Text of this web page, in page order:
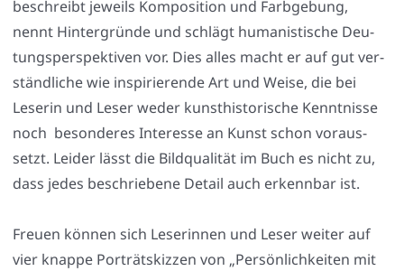
beschreibt jeweils Kom­po­si­ti­on und Farb­ge­bung,
nennt Hin­ter­grün­de und schlägt huma­nis­ti­sche Deu­
tungs­per­spek­ti­ven vor. Dies alles macht er auf gut ver­
ständ­li­che wie inspi­rie­ren­de Art und Wei­se, die bei
Lese­rin und Leser weder kunst­his­to­ri­sche Kennt­nis­se
noch beson­de­res Inter­es­se an Kunst schon vor­aus­
setzt. Lei­der lässt die Bild­qua­li­tät im Buch es nicht zu,
dass jedes beschrie­be­ne Detail auch erkenn­bar ist.
Freu­en kön­nen sich Lese­rin­nen und Leser wei­ter auf
vier knap­pe Por­trät­skiz­zen von „Per­sön­lich­kei­ten mit